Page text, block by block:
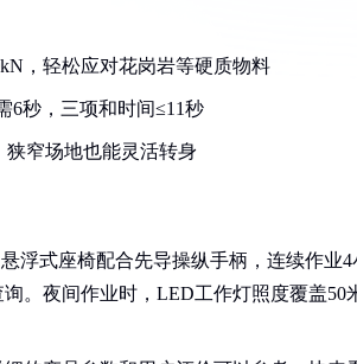
，轻松应对花岗岩等硬质物料
6秒，三项和时间≤11秒
狭窄场地也能灵活转身
浮式座椅配合先导操纵手柄，连续作业
。夜间作业时，LED工作灯照度覆盖50